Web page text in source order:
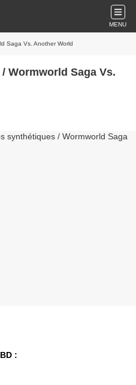
MENU
Saga Vs. Another World
: